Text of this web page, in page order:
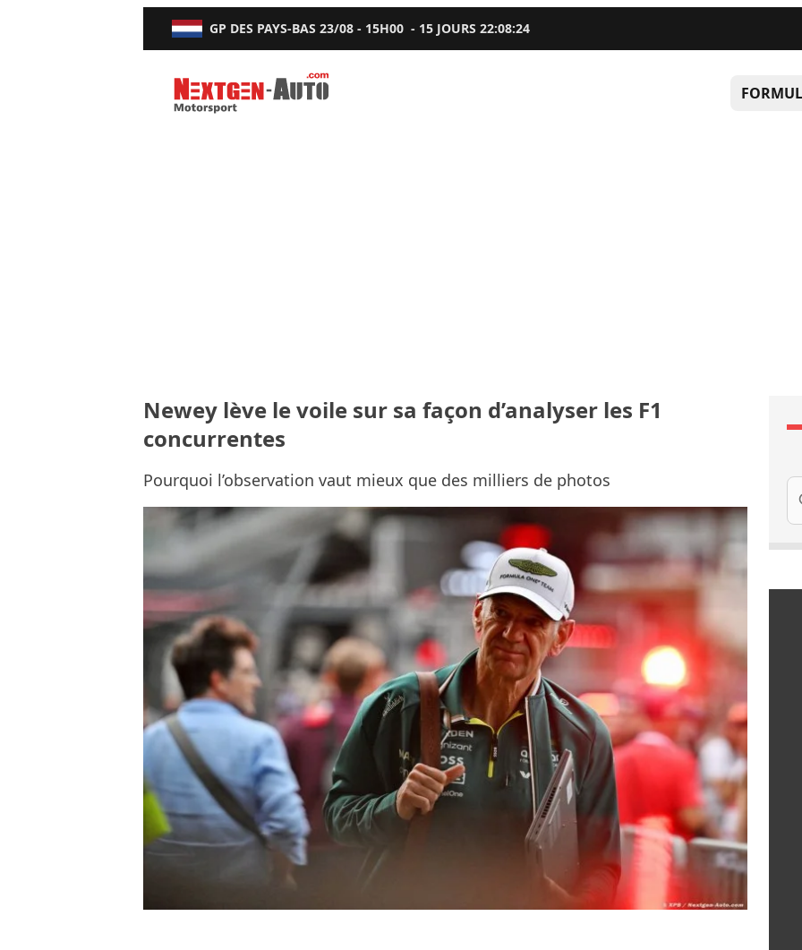
GP DES PAYS-BAS 23/08 - 15H00 - 15 JOURS22:08:23
Nextgen-Auto.com
Newey lève le voile sur sa façon d’analyser les F1
concurrentes
Pourquoi l’observation vaut mieux que des milliers de photos